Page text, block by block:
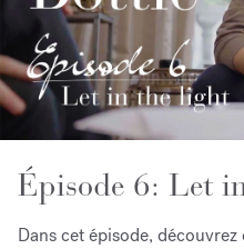
Épisode 6: Let
Dans cet épisode,